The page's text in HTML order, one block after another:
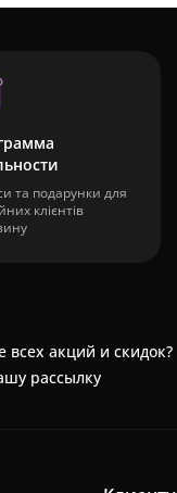
та подарунки для
клієнтів
всех акций и скидок?
рассылку